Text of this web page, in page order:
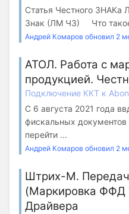
Статья Честного ЗНАКа
Знак (ЛМ ЧЗ) Что
Андрей Комаров обновил 2
АТОЛ. Работа с
продукцией.
Подключение ККТ к
С 6 августа 2021 года
фискальных
перейти ...
Андрей Комаров обновил 2
Штрих-М.
(Маркировка ФФД
Драйвера